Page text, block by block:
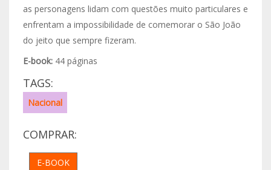
as personagens lidam com questões muito particulares e
enfrentam a impossibilidade de comemorar o São João
do jeito que sempre fizeram.
E-book:44 páginas
TAGS:
Nacional
COMPRAR:
E-BOOK